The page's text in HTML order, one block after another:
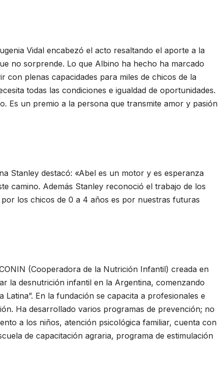
Vidal encabezó el acto resaltando el aporte a la
no sorprende. Lo que Albino ha hecho ha marcado
con plenas capacidades para miles de chicos de la
todas las condiciones e igualdad de oportunidades.
Es un premio a la persona que transmite amor y pasión
Stanley destacó: «Abel es un motor y es esperanza
camino. Además Stanley reconoció el trabajo de los
los chicos de 0 a 4 años es por nuestras futuras
(Cooperadora de la Nutrición Infantil) creada en
la desnutrición infantil en la Argentina, comenzando
En la fundación se capacita a profesionales e
Ha desarrollado varios programas de prevención; no
a los niños, atención psicológica familiar, cuenta con
de capacitación agraria, programa de estimulación